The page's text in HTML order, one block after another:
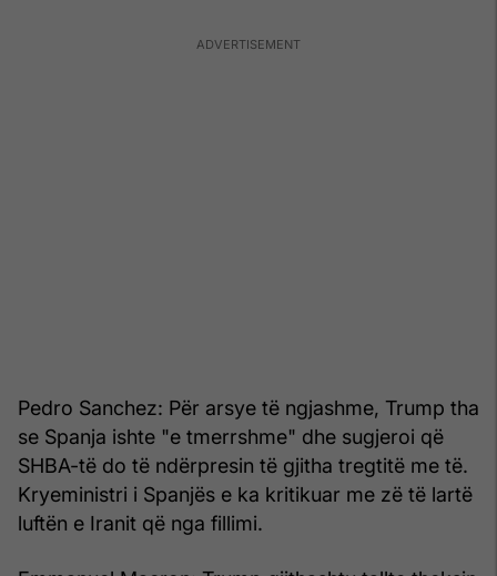
Pedro Sanchez: Për arsye të ngjashme, Trump tha
se Spanja ishte "e tmerrshme" dhe sugjeroi që
SHBA-të do të ndërpresin të gjitha tregtitë me të.
Kryeministri i Spanjës e ka kritikuar me zë të lartë
luftën e Iranit që nga fillimi.